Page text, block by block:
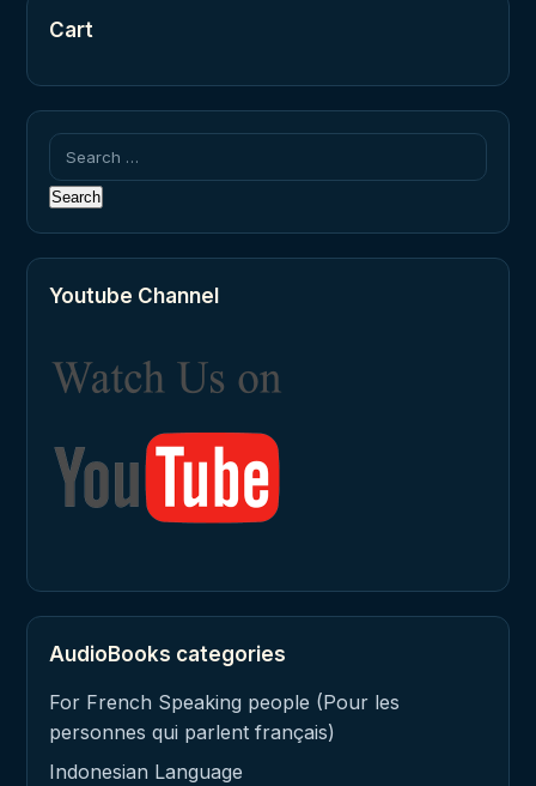
Cart
Search
for:
Youtube Channel
AudioBooks categories
For French Speaking people (Pour les
personnes qui parlent français)
Indonesian Language